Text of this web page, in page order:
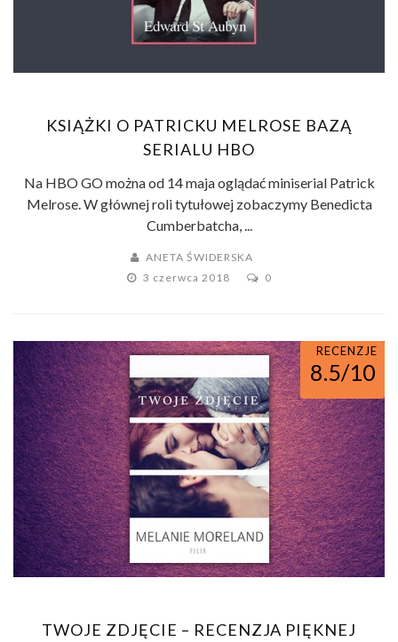
KSIĄŻKI O PATRICKU MELROSE BAZĄ
SERIALU HBO
Na HBO GO można od 14 maja oglądać miniserial Patrick
Melrose. W głównej roli tytułowej zobaczymy Benedicta
Cumberbatcha, ...
ANETA ŚWIDERSKA
3 czerwca 2018
0
ROMANSE
RECENZJE
8.5/10
TWOJE ZDJĘCIE – RECENZJA PIĘKNEJ